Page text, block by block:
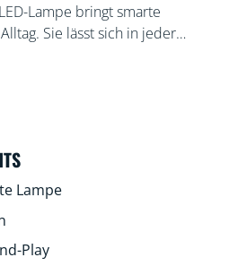
Lampe bringt smarte
Sie lässt sich in jeder
die von Dir
mit 16 Millionen Farben oder
Licht. Du kannst
des Lichts für
mit Deinem Smartphone
Bei Abwesenheit leistet
Dienste. WiZ-Lampen
Hardware mit Deinem
Lampe
Play